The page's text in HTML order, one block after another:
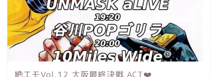
絶エモVol.12 大阪最終決戦 ACT❤️